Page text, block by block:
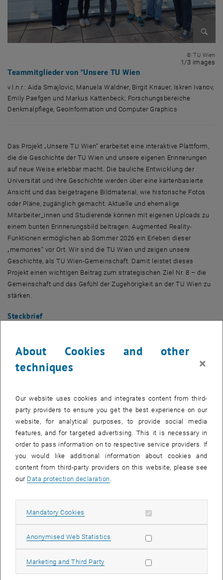
© TU Wien
1/3 images
Teammitglieder von "Unsere TU Wien
v.l.n.r.: Aida Smajlovic, Manuela Waldner, Birgit Knauer, Iskren Ivanov,
Emily Paefgen und Markus Kattenbeck; Forschungsbereiche
Denkmalpflege, Geoinformation und Computer Graphics
Das Projekt „Unsere TU Wien“ erarbeitet eine interaktive Plattform,
die die Geschichte der TU Wien und unsere eigenen Erinnerungen
auf neue Weise erlebbar macht. Die bauliche Entwicklung der
Universität und ihre Geschichte werden über eine kartenbasierte
Ansicht und das beigetragene Bildmaterial, wie historische Fotos
oder Pläne, zugänglich gemacht. Aktuelle und ehemalige
Mitarbeiter_innen und Studierende können mit eigenen Uploadszu
einem bunten Erinnerungsbild beitragen.Augmented Reality-
Funktionen ermöglichen ab Sommer 2026 ein Erleben dieser
„ memories“ vor Ort. Wir sind die TU Wien und zeigen unsere
Geschichte, als TU Wien-Gemeinschaft. Damit leistet dieses
Projekt einen wichtigen Beitrag zum strategischen Ziel Nr. 8 – die
Gemeinschaft und das Gefühl der Zugehörigkeit an der TU Wien zu
stärken.
Steckbrief
Wer ist an dem Projekt beteiligt?
Folgende Personen aus unterschiedlichen Bereichen und Fakultäten
Fakultät für Architektur und Raumplanung, Denkmalpflege und
Bauen im Bestand (E251-02): Birgit Knauer, Friedrich Hauer, Emily
Paefgen
Fakultät für Informatik, Computer Graphics (E193-02): Manuela
Waldner, Philipp Erler, Samuel Engel
Fakultät für Mathematik und Geoinformation,Departmentfür
Geodäsie und Geoinformation (E120-02): Markus Kattenbeck,
Iskren Ivanov, Aida Smajlovic
Und potenziell wir alle, die an der TU Wien arbeiten, studieren, bzw.
An wen richtet sich das Projekt?
About Cookies and other
techniques
×
Our website uses cookies and integrates content from third-
party providers to ensure you get the best experience on our
website, for analytical purposes, to provide social media
features, and for targeted advertising. This it is necessary in
order to pass information on to respective service providers. If
you would like additional information about cookies and
content from third-party providers on this website, please see
our Data protection declaration.
Mandatory Cookies Allow mandatory cookies
Anonymised Web Statistics Allow statistic cookies
Marketing and Third Party Allow marketing cookies